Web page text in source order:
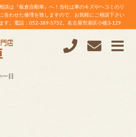
談は『板倉自動車』へ！当社は車のキズやヘコミのリ
合わせた修理を致しますので、お気軽にご相談下さい
す。電話：052-389-5752。名古屋市港区小碓3-129
一日